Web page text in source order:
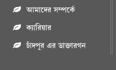
আমাদের সম্পর্কে
ক্যারিয়ার
চাঁদপুর এর ডাক্তারগন